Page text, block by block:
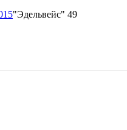
"Эдельвейс" 49